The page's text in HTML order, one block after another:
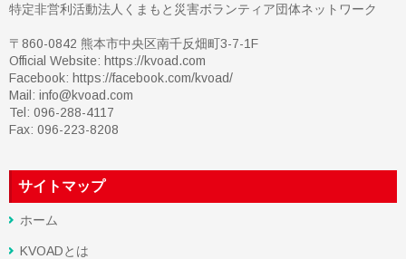
特定非営利活動法人くまもと災害ボランティア団体ネットワーク
〒860-0842 熊本市中央区南千反畑町3-7-1F
Official Website: https://kvoad.com
Facebook: https://facebook.com/kvoad/
Mail: info@kvoad.com
Tel: 096-288-4117
Fax: 096-223-8208
サイトマップ
ホーム
KVOADとは